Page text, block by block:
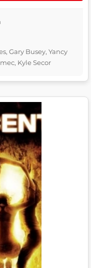
Gary Busey, Yancy
Kyle Secor